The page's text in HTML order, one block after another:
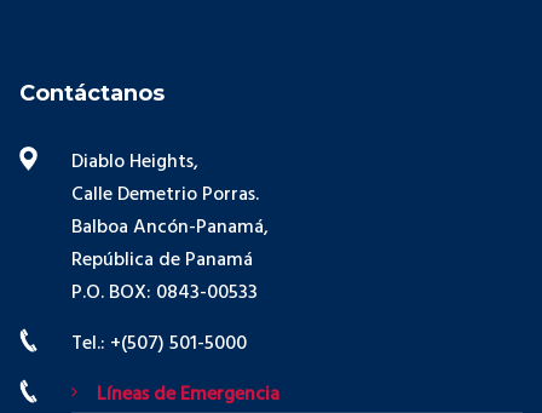
Contáctanos
Diablo Heights,
Calle Demetrio Porras.
Balboa Ancón-Panamá,
República de Panamá
P.O. BOX: 0843-00533
Tel.: +(507) 501-5000
Líneas de Emergencia